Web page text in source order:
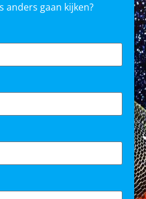
anders gaan kijken?